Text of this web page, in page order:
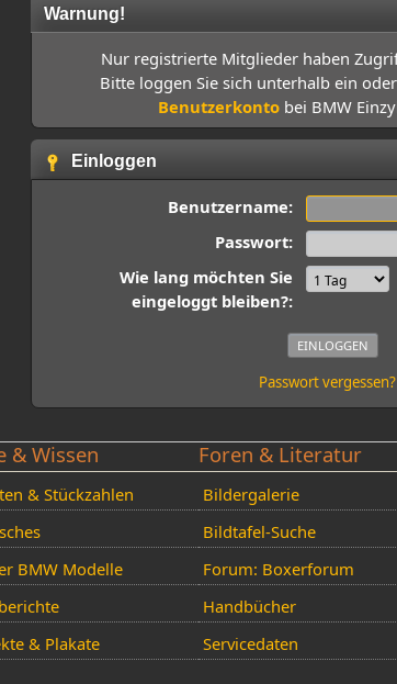
Warnung!
Nur registrierte Mitglieder haben
Bitte loggen Sie sich unterhalb ein oder
Benutzerkonto bei BMW
Einloggen
Benutzername:
Passwort:
Wie lang möchten Sie
eingeloggt bleiben?:
Passwort vergessen?
& Wissen
& Stückzahlen
BMW Modelle
& Plakate
Foren & Literatur
Bildergalerie
Bildtafel-Suche
Forum: Boxerforum
Handbücher
Servicedaten